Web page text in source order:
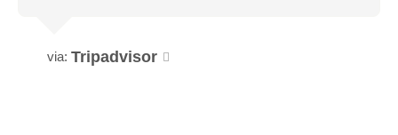
via: Tripadvisor